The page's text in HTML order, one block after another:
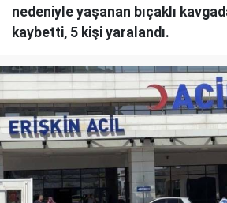
nedeniyle yaşanan bıçaklı
kaybetti, 5 kişi yaralandı.